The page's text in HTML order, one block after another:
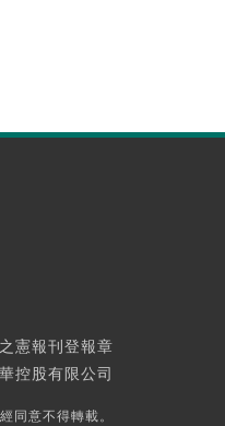
憲報刊登報章
控股有限公司
同意不得轉載。